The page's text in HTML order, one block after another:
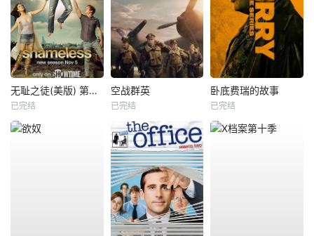
无耻之徒(美版) 第八季
已完结
空战群英
已完结
卧底费瑞的故事
已完结